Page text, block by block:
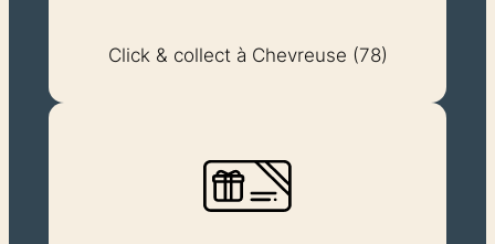
Click & collect à Chevreuse (78)